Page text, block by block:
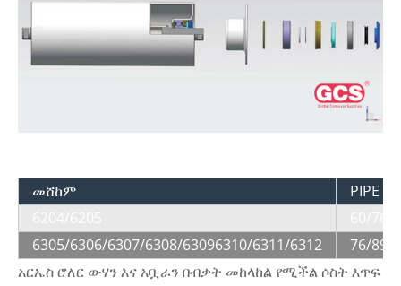
መሸከም
PIPE
6305/6306/6307/6308/63096310/6311/6312
76/89/
አርኤስ ሮለር ውሃን እና አቧራን በብቃት መከላከል የሚችል ሶስት እጥፍ